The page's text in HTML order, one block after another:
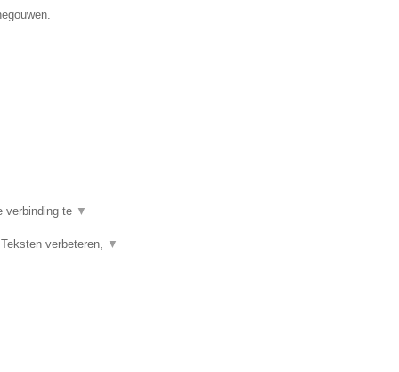
verbinding te ▼
verbeteren, ▼